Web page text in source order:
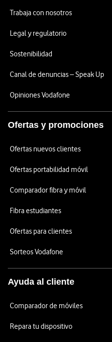
Trabaja con nosotros
Legal y regulatorio
Sostenibilidad
Canal de denuncias – Speak Up
Opiniones Vodafone
Ofertas y promociones
Ofertas nuevos clientes
Ofertas portabilidad móvil
Comparador fibra y móvil
Fibra estudiantes
Ofertas para clientes
Sorteos Vodafone
Ayuda al cliente
Comparador de móviles
Repara tu dispositivo